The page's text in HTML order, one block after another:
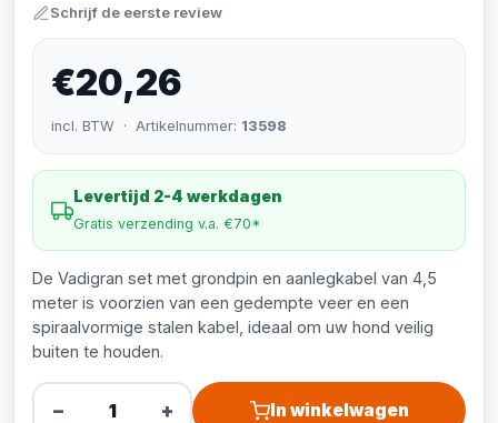
Schrijf de eerste review
€20,26
incl. BTW · Artikelnummer: 13598
Levertijd 2-4 werkdagen
Gratis verzending v.a. €70*
De Vadigran set met grondpin en aanlegkabel van 4,5
meter is voorzien van een gedempte veer en een
spiraalvormige stalen kabel, ideaal om uw hond veilig
buiten te houden.
− + In winkelwagen